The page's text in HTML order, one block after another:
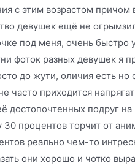
с этим возрастом причом
девушек ещё не
под меня, очень быстро
фоток разных девушек я
до жути, оличия есть но
приходится
достопочтенных подруг
процентов торчит от
реально чем-то
они хорошо и чотко